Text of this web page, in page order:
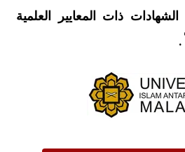
ذات المعايير العلمية
.